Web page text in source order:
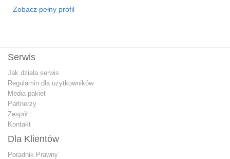
Zobacz pełny profil
Serwis
Jak działa serwis
Regulamin dla użytkowników
Media pakiet
Partnerzy
Zespół
Kontakt
Dla Klientów
Poradnik Prawny